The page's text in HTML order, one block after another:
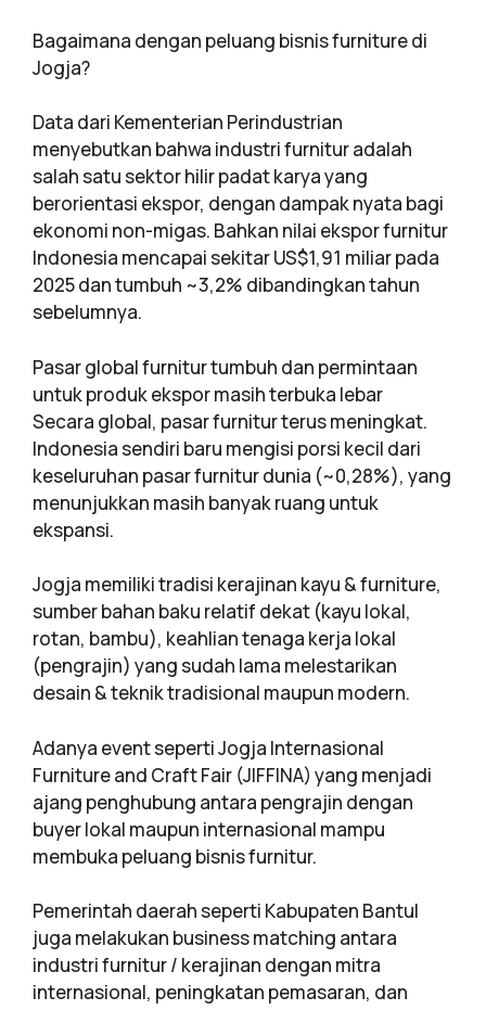
Bagaimana dengan peluang bisnis furniture di
Jogja?
Data dari Kementerian Perindustrian
menyebutkan bahwa industri furnitur adalah
salah satu sektor hilir padat karya yang
berorientasi ekspor, dengan dampak nyata bagi
ekonomi non-migas. Bahkan nilai ekspor furnitur
Indonesia mencapai sekitar US$1,91 miliar pada
2025 dan tumbuh ~3,2% dibandingkan tahun
sebelumnya.
Pasar global furnitur tumbuh dan permintaan
untuk produk ekspor masih terbuka lebar
Secara global, pasar furnitur terus meningkat.
Indonesia sendiri baru mengisi porsi kecil dari
keseluruhan pasar furnitur dunia (~0,28%), yang
menunjukkan masih banyak ruang untuk
ekspansi.
Jogja memiliki tradisi kerajinan kayu & furniture,
sumber bahan baku relatif dekat (kayu lokal,
rotan, bambu), keahlian tenaga kerja lokal
(pengrajin) yang sudah lama melestarikan
desain & teknik tradisional maupun modern.
Adanya event seperti Jogja Internasional
Furniture and Craft Fair (JIFFINA) yang menjadi
ajang penghubung antara pengrajin dengan
buyer lokal maupun internasional mampu
membuka peluang bisnis furnitur.
Pemerintah daerah seperti Kabupaten Bantul
juga melakukan business matching antara
industri furnitur / kerajinan dengan mitra
internasional, peningkatan pemasaran, dan